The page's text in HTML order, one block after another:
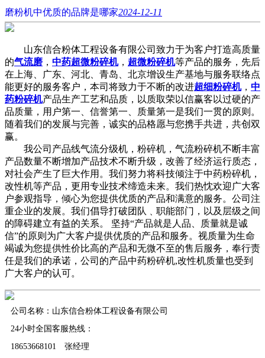
磨粉机中优质的品牌是哪家2024-12-11
山东信合粉体工程设备有限公司致力于为客户打造高质量
的气流磨 ， 中药超微粉碎机， 超微粉碎机等产品的服务，先后
在上海、广东、河北、青岛、北京增设生产基地与服务联络点
能更好的服务客户，本司将致力于不断的改进超细粉碎机， 中
药粉碎机产品生产工艺和品质，以质取荣以信赢客以过硬的产
品质量，用户第一、信誉第一、质量第一是我们一贯的原则。
随着我们的发展与完善，诚实的品格愿与您携手共进，共创双
赢。
我公司产品线气流分级机，粉碎机，气流粉碎机不断丰富
产品数量不断增加产品技术不断升级，改善了经济运行质态，
对社会产生了巨大作用。我们努力将科技倾注于中药粉碎机，
改性机等产品，更用专业技术缔造未来。我们热忱欢迎广大客
户参观指导，倾心为您提供优质的产品和满意的服务。公司注
重企业的发展。我们倡导打破团队﹑职能部门，以及层级之间
的障碍建立有益的关系。 坚持“产品就是人品、质量就是诚
信”的原则为广大客户提供优质的产品和服务。视质量为生命
竭诚为您提供性价比高的产品和无微不至的售后服务，奉行责
任是我们的承诺，公司的产品中药粉碎机,改性机质量也受到
广大客户的认可。
公司名称：山东信合粉体工程设备有限公司
24小时全国客服热线：
18653668101 张经理